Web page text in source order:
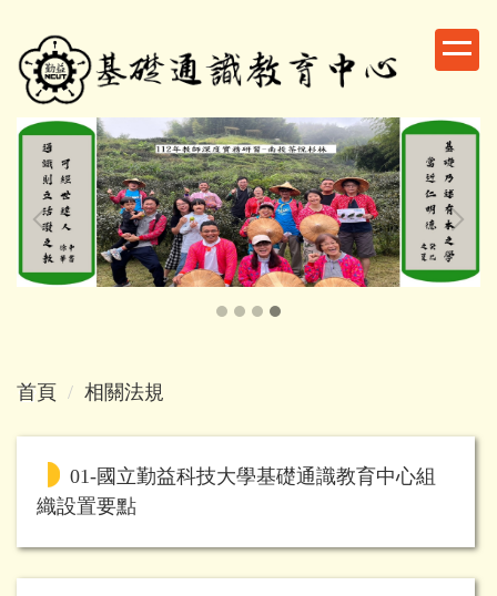
到
主
內
首頁 相關法規
01-國立勤益科技大學基礎通識教育中心組
織設置要點